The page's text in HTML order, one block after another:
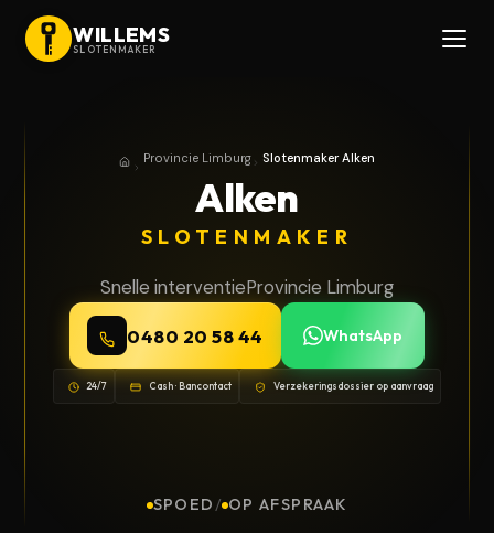
WILLEMS
SLOTENMAKER
HomeProvincie Limburg
Provincie Limburg Slotenmaker Alken
Alken
SLOTENMAKER
Snelle interventieProvincie Limburg
0480 20 58 44 WhatsApp
24/7 Cash · Bancontact Verzekeringsdossier op aanvraag
SPOED / OP AFSPRAAK